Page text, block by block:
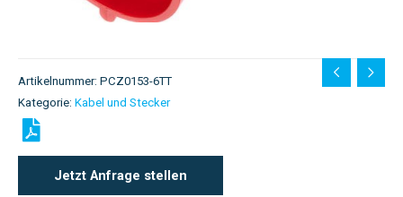
Artikelnummer: PCZ0153-6TT
Kategorie: Kabel und Stecker
Jetzt Anfrage stellen